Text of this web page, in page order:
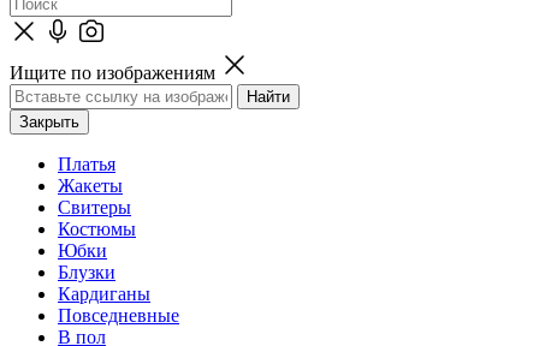
Ищите по изображениям
Закрыть
Платья
Жакеты
Свитеры
Костюмы
Юбки
Блузки
Кардиганы
Повседневные
В пол